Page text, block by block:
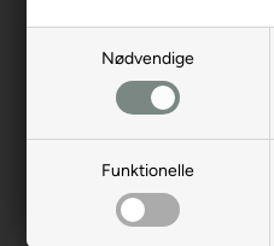
Nødvendige
Funktionelle